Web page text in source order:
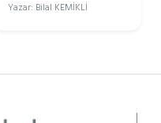
Yazar: Bilal KEMİKLİ